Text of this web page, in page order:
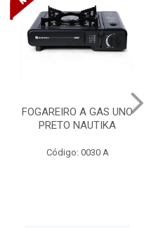
CANALETA 20X10X2M
C/DIVISORIA C/DUPLA FACE
Código: 4990